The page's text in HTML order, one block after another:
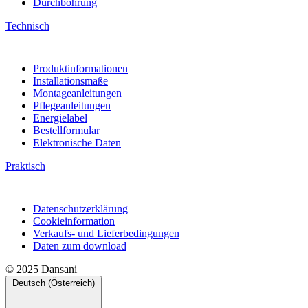
Technisch
Produktinformationen
Installationsmaße
Montageanleitungen
Pflegeanleitungen
Energielabel
Bestellformular
Elektronische Daten
Praktisch
Datenschutzerklärung
Cookieinformation
Verkaufs- und Lieferbedingungen
Daten zum download
© 2025 Dansani
Deutsch (Österreich)